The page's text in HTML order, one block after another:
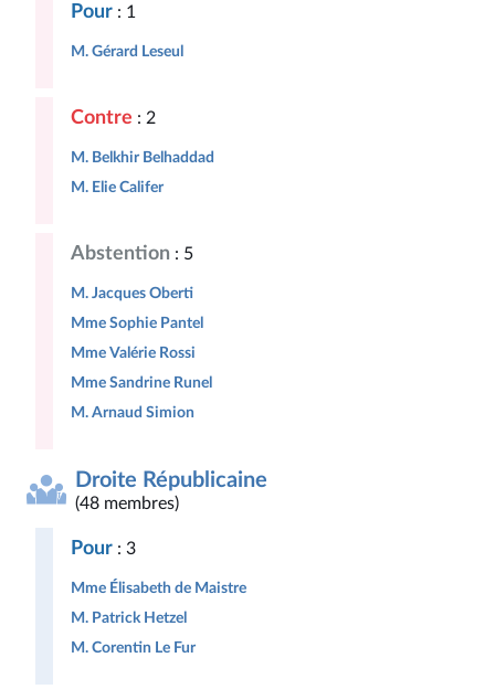
Pour : 1
M. Gérard Leseul
Contre : 2
M. Belkhir Belhaddad
M. Elie Califer
Abstention : 5
M. Jacques Oberti
Mme Sophie Pantel
Mme Valérie Rossi
Mme Sandrine Runel
M. Arnaud Simion
Droite Républicaine
(48 membres)
Pour : 3
Mme Élisabeth de Maistre
M. Patrick Hetzel
M. Corentin Le Fur